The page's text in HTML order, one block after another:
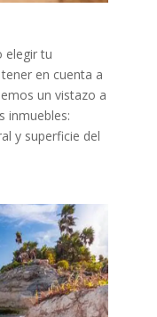
elegir tu
en cuenta a
un vistazo a
inmuebles:
y superficie del